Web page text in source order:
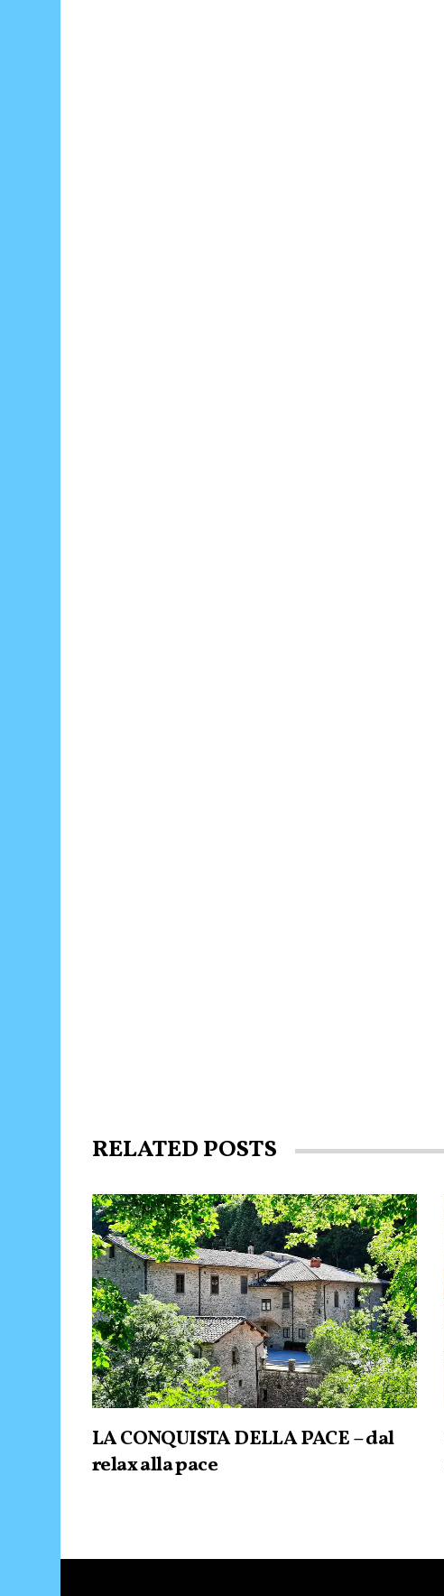
RELATED POSTS
LA CONQUISTA DELLA PACE – dal
relax alla pace